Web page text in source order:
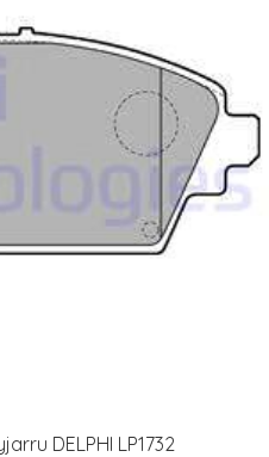
DELPHI LP1732